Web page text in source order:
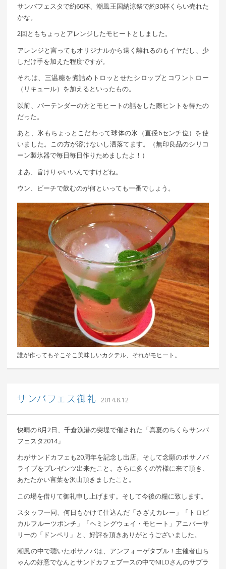
サンバフェスタで約60杯、潮風王国納涼祭で約30杯くらい売れた
かな。
2回ともちょっとアレンジしたモヒートとしました。
アレンジと言ってもオリジナルから遠く離れるのもイヤだし、少
しだけ手を加えた程度ですが。
それは、三温糖を煮詰めトロッとせたシロップとコワントロー
（リキュール）を加えるといったもの。
以前、バーテンダーの方とモヒートの話をした際ヒントを得たの
だった。
あと、氷もちょっとこだわって球体の氷（直径6センチ位）を使
いました。この方が溶けないし洒落てます。（無印良品のシリコ
ーン製氷器で毎日毎日作りためましたよ！）
まあ、旨けりゃいいんですけどね。
ウン、ビーチで飲むのが何といっても一番でしょう。
誰が作ってもそこそこ美味しいカクテル、それがモヒート。
サンバフェス御礼 2014.8.12
快晴の8月2日、千倉漁港の突堤で催された「真夏のちくらサンバ
フェスタ2014」
わがサンドカフェも20周年を記念し出店。そして念願のボサノバ
ライブをプレゼンツ出来たこと。さらに多くの皆様に来て頂き、
あたたかい言葉を沢山頂きましたこと。
この場を借りて御礼申し上げます。そして今後の糧に致します。
スタッフ一同、何日もかけて仕込んだ「さざえカレー」「トロピ
カルフルーツポンチ」「ヘミングウェイ・モヒート」アニバーサ
リーの「ドンペリ」と、好評を頂きありがとうございました。
潮風の中で聴いたボサノバは、アンフォーゲタブル！主催者山ち
ゃんの好意でなんとサンドカフェブースの中でNILOさんのサプラ